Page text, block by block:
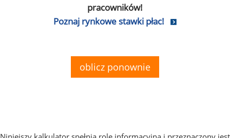
pracowników!
Poznaj rynkowe stawki płac!
oblicz ponownie